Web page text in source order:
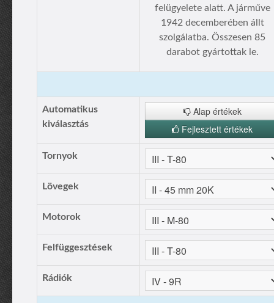
felügyelete alatt. A járműve
1942 decemberében állt
szolgálatba. Összesen 85
darabot gyártottak le.
Automatikus
kiválasztás
Alap értékek
Fejlesztett értékek
Tornyok
Lövegek
Motorok
Felfüggesztések
Rádiók